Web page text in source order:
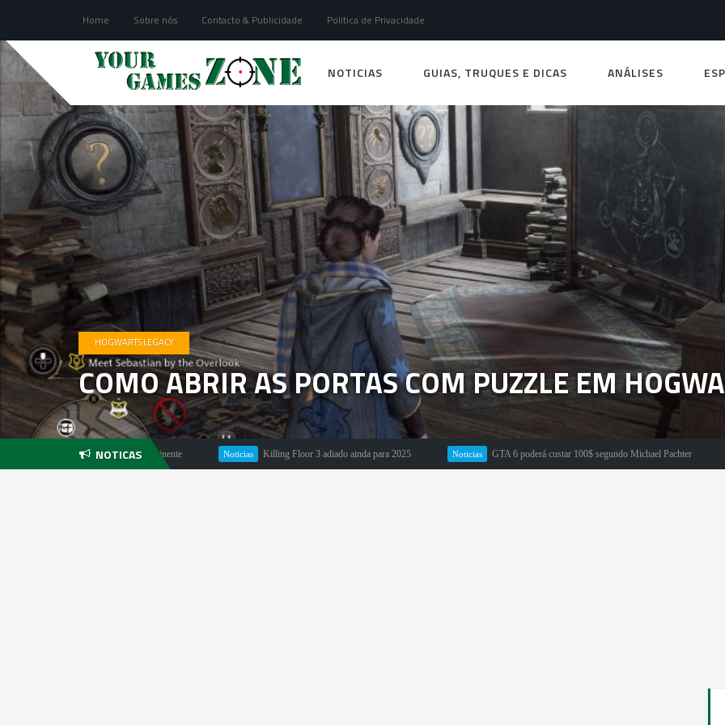
Home Sobre nós Contacto & Publicidade Politica de Privacidade
NOTICIAS GUIAS, TRUQUES E DICAS ANÁLISES
HOGWARTS LEGACY
COMO ABRIR AS PORTAS COM PUZZLE EM
NOTICAS
para PS5 pode estar iminente Noticias Killing Floor 3 adiado ainda para 2025 Noticias GTA 6 poderá custar 100$ segundo Michael Pachter Em Destaque